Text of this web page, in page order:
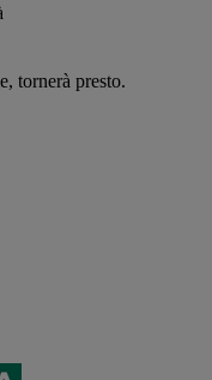
tornerà presto.